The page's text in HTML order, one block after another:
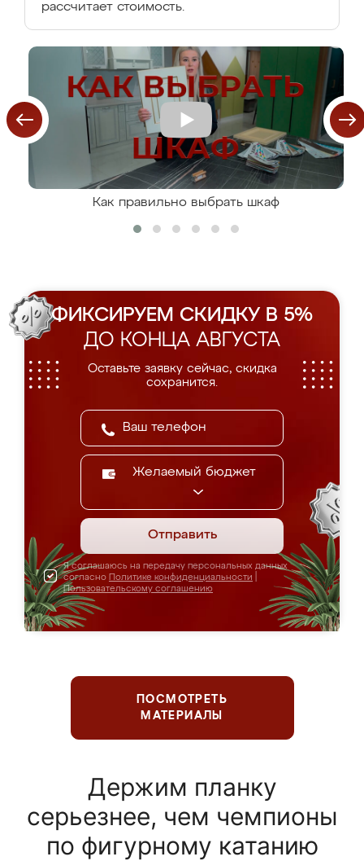
рассчитает стоимость.
Как правильно выбрать шкаф
ФИКСИРУЕМ СКИДКУ В 5%
ДО КОНЦА АВГУСТА
Оставьте заявку сейчас, скидка
сохранится.
Желаемый бюджет
Отправить
Я соглашаюсь на передачу персональных данных
согласно Политике конфиденциальности
Пользовательскому соглашению
ПОСМОТРЕТЬ
МАТЕРИАЛЫ
Держим планку
серьезнее, чем чемпионы
по фигурному катанию